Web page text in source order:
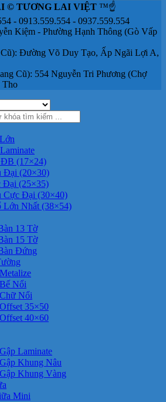
© TƯƠNG LAI VIỆT ™☝️
- 0913.559.554 - 0937.559.554
Kiệm - Phường Hạnh Thông (Gò Vấp
Đường Võ Duy Tạo, Ấp Ngãi Lợi A,
Cũ): 554 Nguyễn Tri Phương (Chợ
Tho
(17×24)
Đại (20×30)
Đại (25×35)
Cực Đại (30×40)
Nhất (38×54)
13 Tờ
15 Tờ
Đứng
Nổi
Nổi
35×50
40×60
Laminate
Khung Nâu
Khung Vàng
Mini